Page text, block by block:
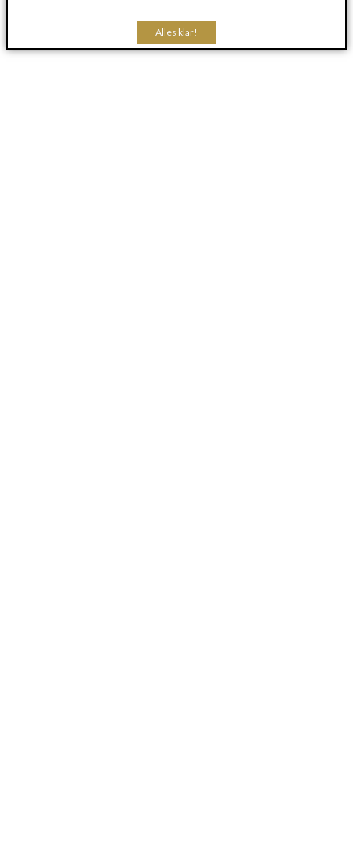
Alles klar!
Alles klar!
Alles klar!
Alles klar!
Alles klar!